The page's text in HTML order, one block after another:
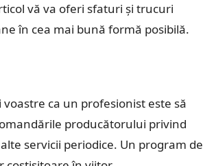
vă va oferi sfaturi și trucuri
în cea mai bună formă posibilă.
ca un profesionist este să
producătorului privind
servicii periodice. Un program de